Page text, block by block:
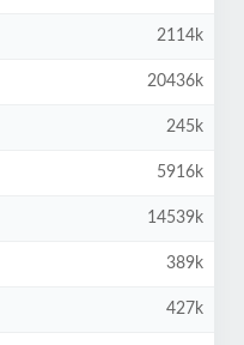
2114k
20436k
245k
5916k
14539k
389k
427k